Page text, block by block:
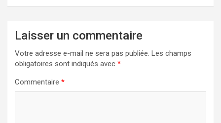
Laisser un commentaire
Votre adresse e-mail ne sera pas publiée. Les champs
obligatoires sont indiqués avec *
Commentaire *